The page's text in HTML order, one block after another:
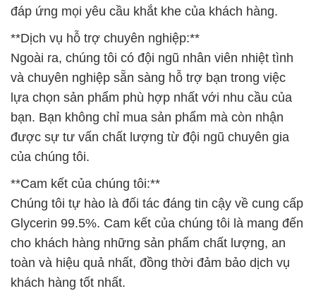
đáp ứng mọi yêu cầu khắt khe của khách hàng.
**Dịch vụ hỗ trợ chuyên nghiệp:**
Ngoài ra, chúng tôi có đội ngũ nhân viên nhiệt tình
và chuyên nghiệp sẵn sàng hỗ trợ bạn trong việc
lựa chọn sản phẩm phù hợp nhất với nhu cầu của
bạn. Bạn không chỉ mua sản phẩm mà còn nhận
được sự tư vấn chất lượng từ đội ngũ chuyên gia
của chúng tôi.
**Cam kết của chúng tôi:**
Chúng tôi tự hào là đối tác đáng tin cậy về cung cấp
Glycerin 99.5%. Cam kết của chúng tôi là mang đến
cho khách hàng những sản phẩm chất lượng, an
toàn và hiệu quả nhất, đồng thời đảm bảo dịch vụ
khách hàng tốt nhất.